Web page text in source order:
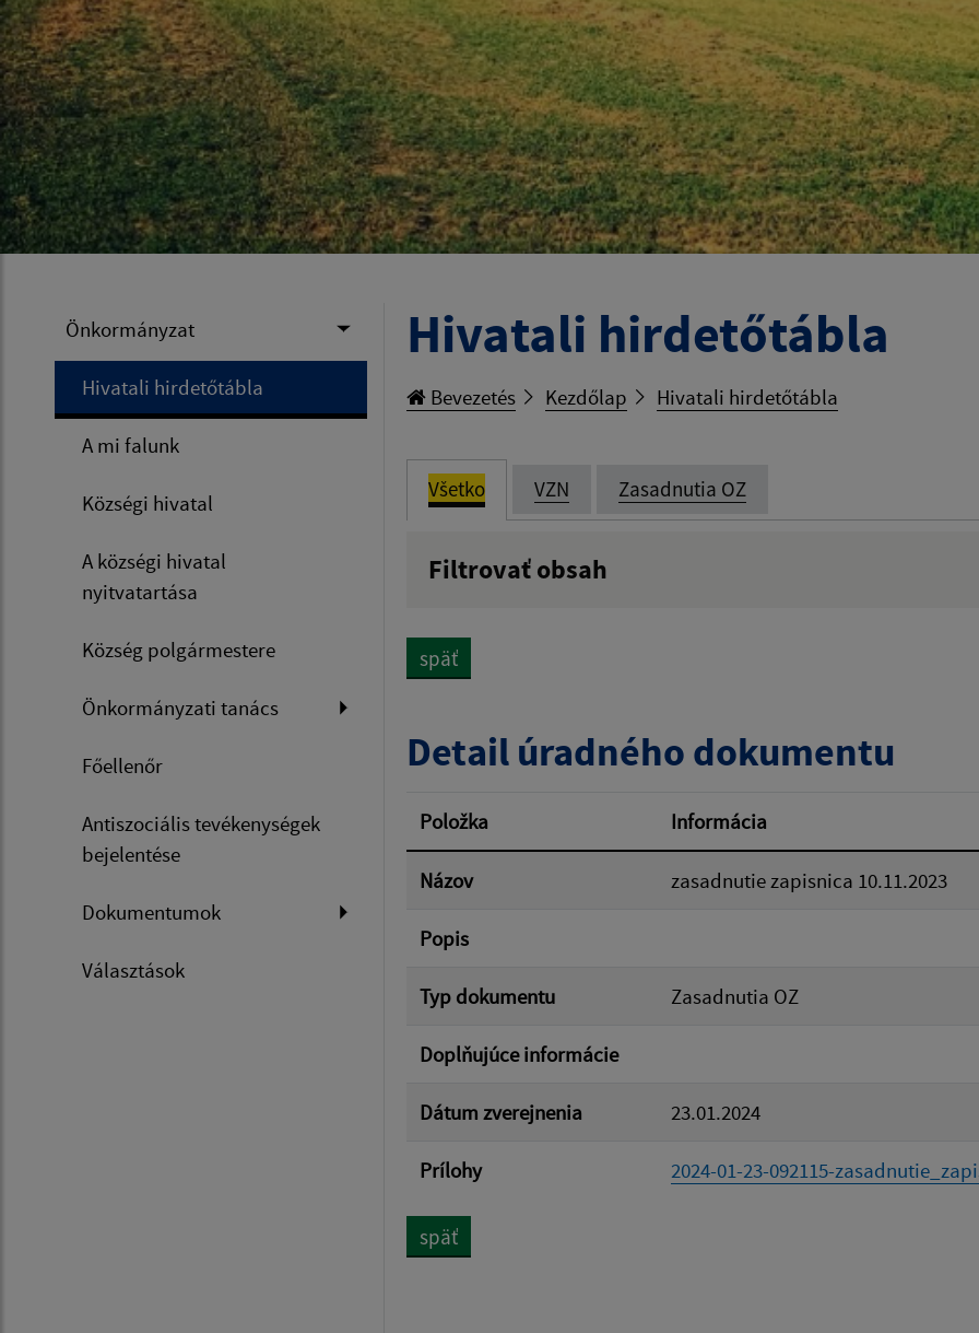
Önkormányzat
Hivatali hirdetőtábla
A mi falunk
Községi hivatal
A községi hivatal
nyitvatartása
Község polgármestere
Önkormányzati tanács
Főellenőr
Antiszociális tevékenységek
bejelentése
Dokumentumok
Választások
Hivatali hirdetőtábla
Bevezetés Kezdőlap Hivatali hirdetőtábla
Všetko VZN Zasadnutia OZ
Filtrovať obsah
Filtrovať
späť
Detail úradného dokumentu
Položka Informácia
Názov zasadnutie zapisnica 10.11.2023
Popis
Typ dokumentu Zasadnutia OZ
Doplňujúce informácie
Dátum zverejnenia 23.01.2024
Prílohy 2024-01-23-092115-
späť